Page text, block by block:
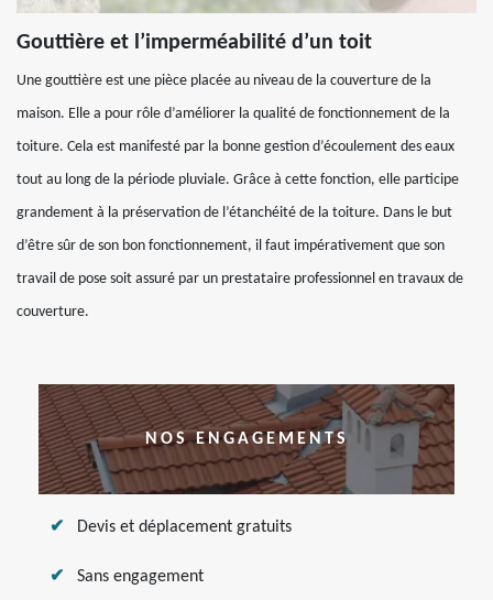
Gouttière et l’imperméabilité d’un toit
Une gouttière est une pièce placée au niveau de la couverture de la
maison. Elle a pour rôle d’améliorer la qualité de fonctionnement de la
toiture. Cela est manifesté par la bonne gestion d’écoulement des eaux
tout au long de la période pluviale. Grâce à cette fonction, elle participe
grandement à la préservation de l’étanchéité de la toiture. Dans le but
d’être sûr de son bon fonctionnement, il faut impérativement que son
travail de pose soit assuré par un prestataire professionnel en travaux de
couverture.
NOS ENGAGEMENTS
Devis et déplacement gratuits
Sans engagement